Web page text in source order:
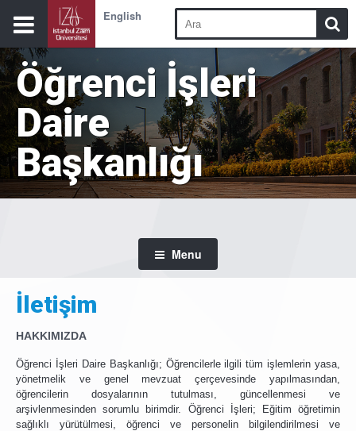
English
Öğrenci İşleri
Daire
Başkanlığı
Menu
İletişim
HAKKIMIZDA
Öğrenci İşleri Daire Başkanlığı; Öğrencilerle ilgili tüm işlemlerin yasa,
yönetmelik ve genel mevzuat çerçevesinde yapılmasından,
öğrencilerin dosyalarının tutulması, güncellenmesi ve
arşivlenmesinden sorumlu birimdir. Öğrenci İşleri; Eğitim öğretimin
sağlıklı yürütülmesi, öğrenci ve personelin bilgilendirilmesi ve